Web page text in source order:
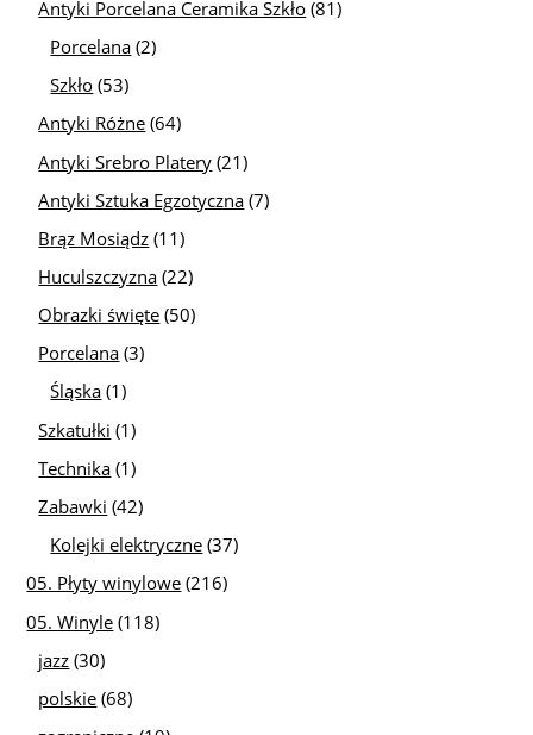
Antyki Porcelana Ceramika Szkło (81)
Porcelana (2)
Szkło (53)
Antyki Różne (64)
Antyki Srebro Platery (21)
Antyki Sztuka Egzotyczna (7)
Brąz Mosiądz (11)
Huculszczyzna (22)
Obrazki święte (50)
Porcelana (3)
Śląska (1)
Szkatułki (1)
Technika (1)
Zabawki (42)
Kolejki elektryczne (37)
05. Płyty winylowe (216)
05. Winyle (118)
jazz (30)
polskie (68)